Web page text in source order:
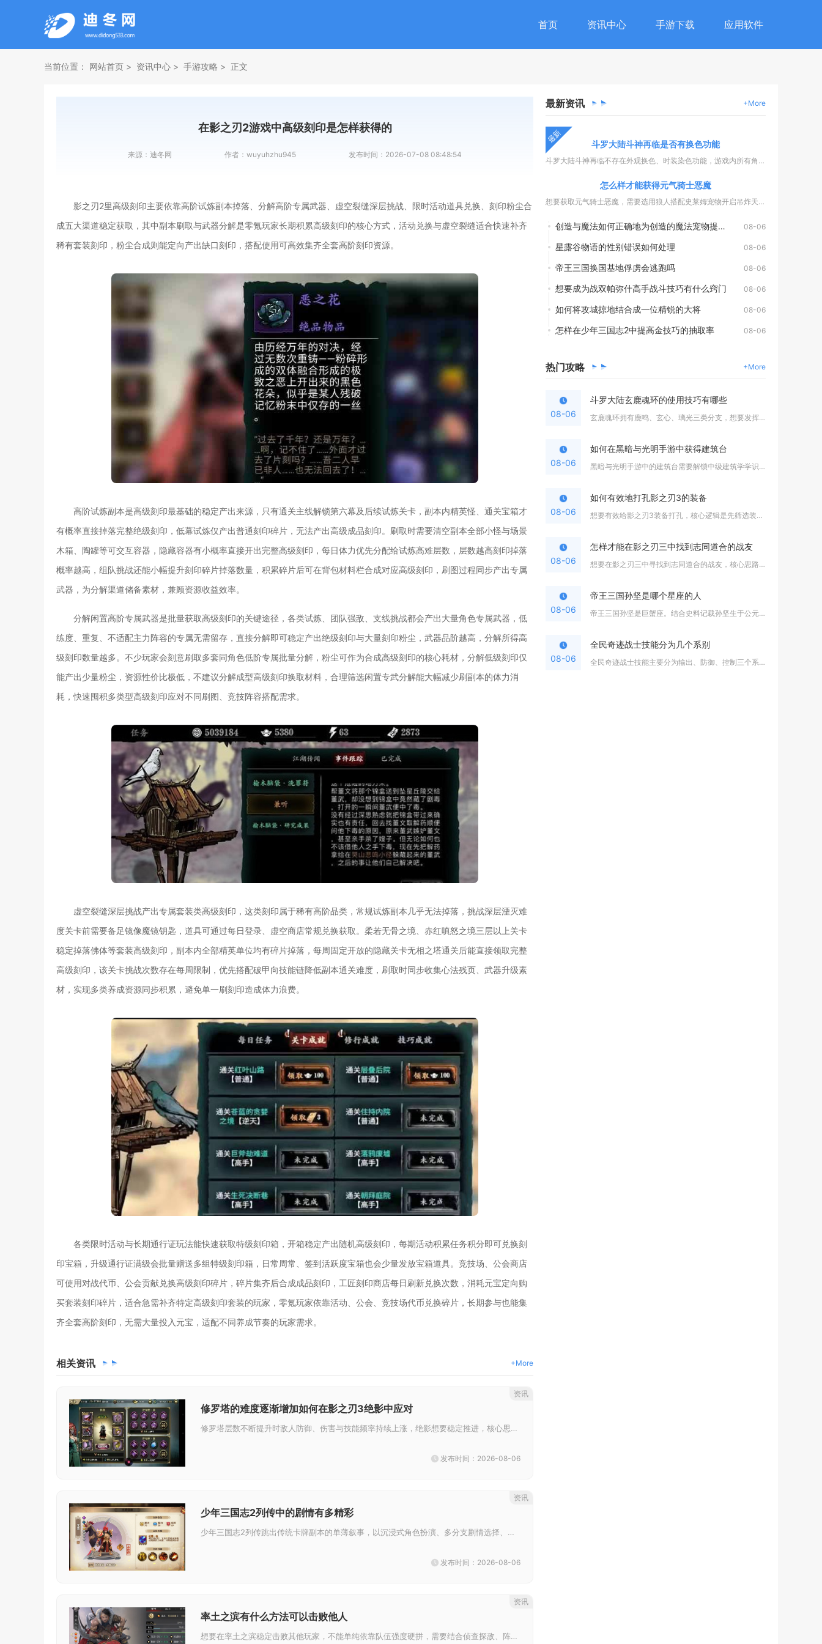
首页 资讯中心 手游下载 应用软件
当前位置： 网站首页 资讯中心 手游攻略 正文
在影之刃2游戏中高级刻印是怎样获得的
来源： 迪冬网 作者： wuyuhzhu945 发布时间： 2026-07-08 08:48:54
影之刃2里高级刻印主要依靠高阶试炼副本掉落、分解高阶专属武器、虚空裂缝深层挑战、限时活动道具兑换、刻印粉尘合
成五大渠道稳定获取，其中副本刷取与武器分解是零氪玩家长期积累高级刻印的核心方式，活动兑换与虚空裂缝适合快速补齐
稀有套装刻印，粉尘合成则能定向产出缺口刻印，搭配使用可高效集齐全套高阶刻印资源。
高阶试炼副本是高级刻印最基础的稳定产出来源，只有通关主线解锁第六幕及后续试炼关卡，副本内精英怪、通关宝箱才
有概率直接掉落完整绝级刻印，低幕试炼仅产出普通刻印碎片，无法产出高级成品刻印。刷取时需要清空副本全部小怪与场景
木箱、陶罐等可交互容器，隐藏容器有小概率直接开出完整高级刻印，每日体力优先分配给试炼高难层数，层数越高刻印掉落
概率越高，组队挑战还能小幅提升刻印碎片掉落数量，积累碎片后可在背包材料栏合成对应高级刻印，刷图过程同步产出专属
武器，为分解渠道储备素材，兼顾资源收益效率。
分解闲置高阶专属武器是批量获取高级刻印的关键途径，各类试炼、团队强敌、支线挑战都会产出大量角色专属武器，低
练度、重复、不适配主力阵容的专属无需留存，直接分解即可稳定产出绝级刻印与大量刻印粉尘，武器品阶越高，分解所得高
级刻印数量越多。不少玩家会刻意刷取多套同角色低阶专属批量分解，粉尘可作为合成高级刻印的核心耗材，分解低级刻印仅
能产出少量粉尘，资源性价比极低，不建议分解成型高级刻印换取材料，合理筛选闲置专武分解能大幅减少刷副本的体力消
耗，快速囤积多类型高级刻印应对不同刷图、竞技阵容搭配需求。
虚空裂缝深层挑战产出专属套装类高级刻印，这类刻印属于稀有高阶品类，常规试炼副本几乎无法掉落，挑战深层湮灭难
度关卡前需要备足镜像魔镜钥匙，道具可通过每日登录、虚空商店常规兑换获取。柔若无骨之境、赤红嗔怒之境三层以上关卡
稳定掉落佛体等套装高级刻印，副本内全部精英单位均有碎片掉落，每周固定开放的隐藏关卡无相之塔通关后能直接领取完整
高级刻印，该关卡挑战次数存在每周限制，优先搭配破甲向技能链降低副本通关难度，刷取时同步收集心法残页、武器升级素
材，实现多类养成资源同步积累，避免单一刷刻印造成体力浪费。
各类限时活动与长期通行证玩法能快速获取特级刻印箱，开箱稳定产出随机高级刻印，每期活动积累任务积分即可兑换刻
印宝箱，升级通行证满级会批量赠送多组特级刻印箱，日常周常、签到活跃度宝箱也会少量发放宝箱道具。竞技场、公会商店
可使用对战代币、公会贡献兑换高级刻印碎片，碎片集齐后合成成品刻印，工匠刻印商店每日刷新兑换次数，消耗元宝定向购
买套装刻印碎片，适合急需补齐特定高级刻印套装的玩家，零氪玩家依靠活动、公会、竞技场代币兑换碎片，长期参与也能集
齐全套高阶刻印，无需大量投入元宝，适配不同养成节奏的玩家需求。
相关资讯 +More
修罗塔的难度逐渐增加如何在影之刃3绝影中应对
修罗塔层数不断提升时敌人防御、伤害与技能频率持续上涨，绝影想要稳定推进，核心思路是舍弃纯爆发配置，围绕空中机动性、无敌帧...
发布时间：2026-08-06
资讯
少年三国志2列传中的剧情有多精彩
少年三国志2列传跳出传统卡牌副本的单薄叙事，以沉浸式角色扮演、多分支剧情选择、海量隐藏奇遇与专属人物番外打造立体三国故事...
发布时间：2026-08-06
资讯
率土之滨有什么方法可以击败他人
想要在率土之滨稳定击败其他玩家，不能单纯依靠队伍强度硬拼，需要结合侦查探敌、阵容克制、战术调度、资源持续压制多种手段协同...
资讯
最新资讯 +More
最新 斗罗大陆斗神再临是否有换色功能
斗罗大陆斗神再临不存在外观换色、时装染色功能，游戏内所有角色...
怎么样才能获得元气骑士恶魔
想要获取元气骑士恶魔，需要选用狼人搭配史莱姆宠物开启吊炸天模...
创造与魔法如何正确地为创造的魔法宠物提供食物 08-06
星露谷物语的性别错误如何处理 08-06
帝王三国换国基地俘虏会逃跑吗 08-06
想要成为战双帕弥什高手战斗技巧有什么窍门 08-06
如何将攻城掠地结合成一位精锐的大将 08-06
怎样在少年三国志2中提高金技巧的抽取率 08-06
热门攻略 +More
08-06
斗罗大陆玄鹿魂环的使用技巧有哪些
玄鹿魂环拥有鹿鸣、玄心、璃光三类分支，想要发挥全部价值，核心...
08-06
如何在黑暗与光明手游中获得建筑台
黑暗与光明手游中的建筑台需要解锁中级建筑学学识第二阶段，集齐...
08-06
如何有效地打孔影之刃3的装备
想要有效给影之刃3装备打孔，核心逻辑是先筛选装备胚子、区分孔...
08-06
怎样才能在影之刃三中找到志同道合的战友
想要在影之刃三中寻找到志同道合的战友，核心思路是以活跃公会为...
08-06
帝王三国孙坚是哪个星座的人
帝王三国孙坚是巨蟹座。结合史料记载孙坚生于公元155年七月，...
08-06
全民奇迹战士技能分为几个系别
全民奇迹战士技能主要分为输出、防御、控制三个系别，玩家可以根...